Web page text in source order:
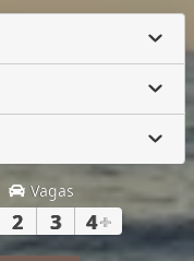
Vagas
2 3 4+